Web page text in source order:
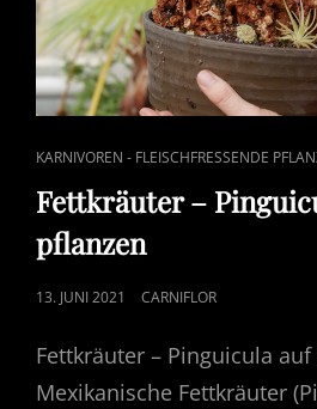
CAT
LINKS
KARNIVOREN - FLEISCHFRESSENDE
Fettkräuter –
pflanzen
POSTED
13. JUNI 2021 CARNIFLOR
Fettkräuter – Pinguicula
Mexikanische Fettkräuter